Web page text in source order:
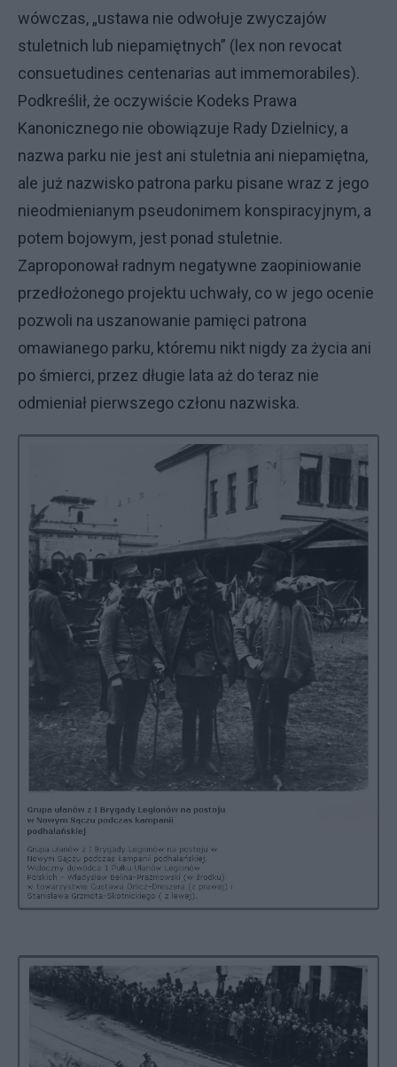
wówczas, „ustawa nie odwołuje zwyczajów
stuletnich lub niepamiętnych” (lex non revocat
consuetudines centenarias aut immemorabiles).
Podkreślił, że oczywiście Kodeks Prawa
Kanonicznego nie obowiązuje Rady Dzielnicy, a
nazwa parku nie jest ani stuletnia ani niepamiętna,
ale już nazwisko patrona parku pisane wraz z jego
nieodmienianym pseudonimem konspiracyjnym, a
potem bojowym, jest ponad stuletnie.
Zaproponował radnym negatywne zaopiniowanie
przedłożonego projektu uchwały, co w jego ocenie
pozwoli na uszanowanie pamięci patrona
omawianego parku, któremu nikt nigdy za życia ani
po śmierci, przez długie lata aż do teraz nie
odmieniał pierwszego członu nazwiska.